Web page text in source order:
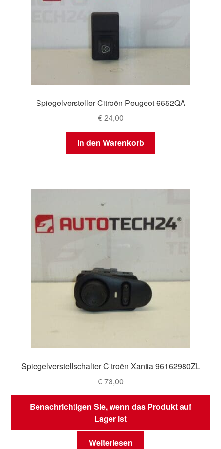
Spiegelversteller Citroën Peugeot 6552QA
€24,00
In den Warenkorb
Spiegelverstellschalter Citroën Xantia 96162980ZL
€73,00
Benachrichtigen Sie, wenn das Produkt auf
Lager ist
Weiterlesen